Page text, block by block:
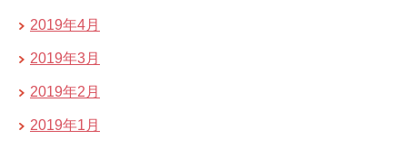
2019年4月
2019年3月
2019年2月
2019年1月